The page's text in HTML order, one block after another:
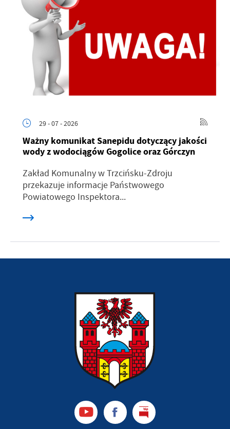
29 - 07 - 2026
Ważny komunikat Sanepidu dotyczący jakości
wody z wodociągów Gogolice oraz Górczyn
Zakład Komunalny w Trzcińsku-Zdroju
przekazuje informacje Państwowego
Powiatowego Inspektora...